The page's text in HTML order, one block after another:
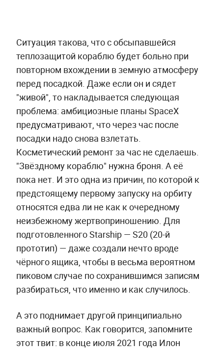
Ситуация такова, что с обсыпавшейся
теплозащитой кораблю будет больно при
повторном вхождении в земную атмосферу
перед посадкой. Даже если он и сядет
"живой", то накладывается следующая
проблема: амбициозные планы SpaceX
предусматривают, что через час после
посадки надо снова взлетать.
Косметический ремонт за час не сделаешь.
"Звёздному кораблю" нужна броня. А её
пока нет. И это одна из причин, по которой к
предстоящему первому запуску на орбиту
относятся едва ли не как к очередному
неизбежному жертвоприношению. Для
подготовленного Starship — S20 (20-й
прототип) — даже создали нечто вроде
чёрного ящика, чтобы в весьма вероятном
пиковом случае по сохранившимся записям
разбираться, что именно и как случилось.
А это поднимает другой принципиально
важный вопрос. Как говорится, запомните
этот твит: в конце июля 2021 года Илон